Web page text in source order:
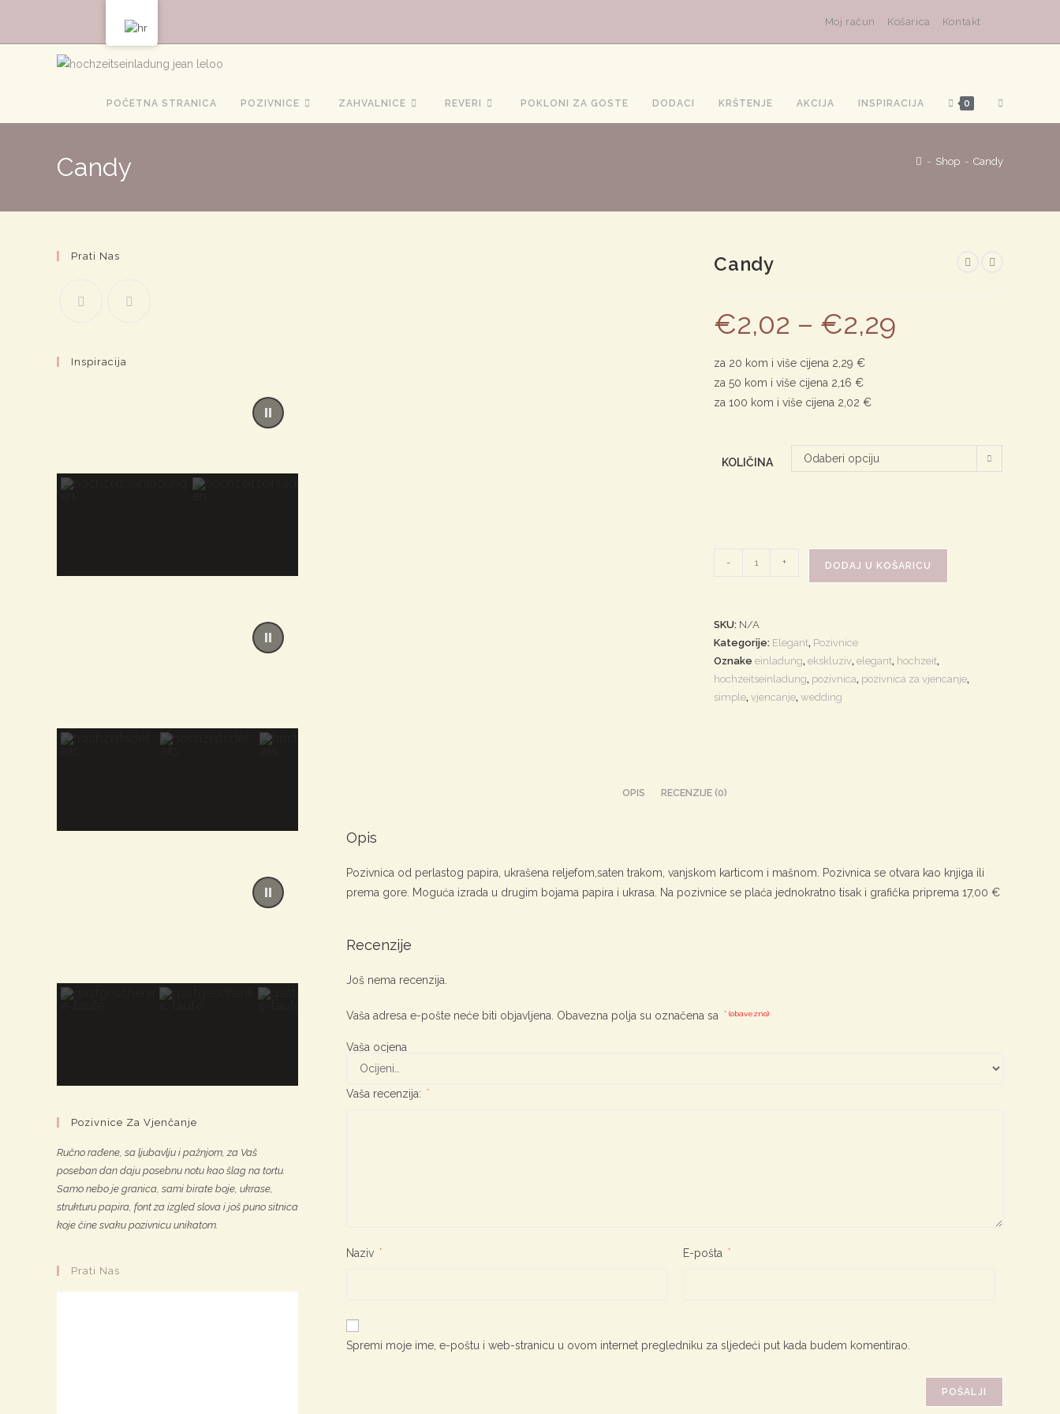
sadržaj
Moj račun Košarica Kontakt
POČETNA STRANICA POZIVNICE ZAHVALNICE REVERI POKLONI ZA GOSTE DODACI KRŠTENJE AKCIJA INSPIRACIJA 0 TOGGLE
Candy - Shop - Candy
Candy
€2,02 – €2,29
za 20 kom i više cijena 2,29 €
za 50 kom i više cijena 2,16 €
za 100 kom i više cijena 2,02 €
KOLIČINA Odaberi opciju
- + DODAJ U KOŠARICU
SKU: N/A
Kategorije: Elegant, Pozivnice
Oznakeeinladung,ekskluziv,elegant, hochzeit,
hochzeitseinladung, pozivnica, pozivnica za vjencanje,
simple,vjencanje,wedding
OPIS RECENZIJE (0)
Opis
Pozivnica od perlastog papira, ukrašena reljefom,saten trakom, vanjskom karticom i mašnom. Pozivnica se otvara kao knjiga ili
prema gore. Moguća izrada u drugim bojama papira i ukrasa. Na pozivnice se plaća jednokratno tisak i grafička priprema 17,00 €
Recenzije
Još nema recenzija.
Vaša adresa e-pošte neće biti objavljena. Obavezna polja su označena sa * (obavezno)
Vaša ocjena
Vaša recenzija: *
Naziv * E-pošta *
Spremi moje ime, e-poštu i web-stranicu u ovom internet pregledniku za sljedeći put kada budem komentirao.
Prati Nas
Inspiracija
Pozivnice Za Vjenčanje
Ručno rađene, sa ljubavlju i pažnjom, za Vaš
poseban dan daju posebnu notu kao šlag na tortu.
Samo nebo je granica, sami birate boje, ukrase,
strukturu papira, font za izgled slova i još puno sitnica
koje čine svaku pozivnicu unikatom.
Prati Nas